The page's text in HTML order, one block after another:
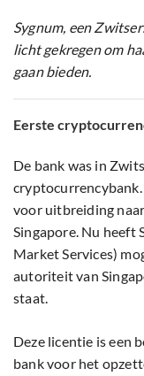
Sygnum, een
licht gekregen om
gaan bieden.
Eerste
De bank was in
voor uitbreiding
Singapore. Nu heeft
Market Services)
autoriteit van
staat.
Deze licentie is een
bank voor het